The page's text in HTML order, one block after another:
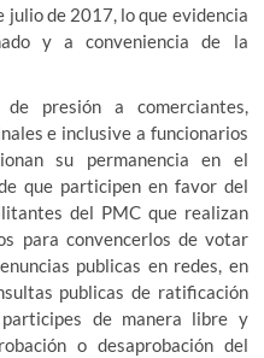
julio de 2017, lo que evidencia
y a conveniencia de la
presión a comerciantes,
e inclusive a funcionarios
su permanencia en el
que participen en favor del
del PMC que realizan
para convencerlos de votar
publicas en redes, en
publicas de ratificación
de manera libre y
o desaprobación del